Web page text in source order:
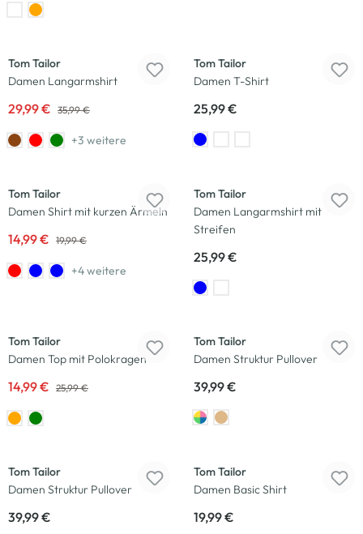
-17 %
Tom Tailor
Damen Langarmshirt
29,99 € 35,99 €
+3 weitere
Tom Tailor
Damen T-Shirt
25,99 €
Tom Tailor
Damen Shirt mit kurzen Ärmeln
14,99 € 19,99 €
+4 weitere
Tom Tailor
Damen Langarmshirt mit
Streifen
25,99 €
Tom Tailor
Damen Top mit Polokragen
14,99 € 25,99 €
Tom Tailor
Damen Struktur Pullover
39,99 €
Tom Tailor
Damen Struktur Pullover
39,99 €
Tom Tailor
Damen Basic Shirt
19,99 €